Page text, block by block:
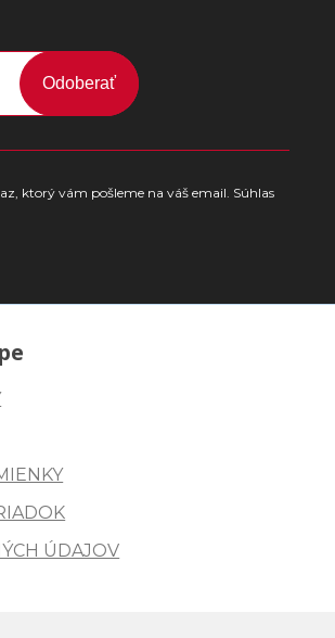
Odoberať
ktorý vám pošleme na váš email. Súhlas
ÚDAJOV